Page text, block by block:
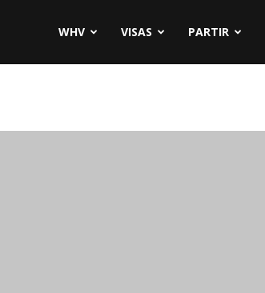
WHV VISAS PARTIR